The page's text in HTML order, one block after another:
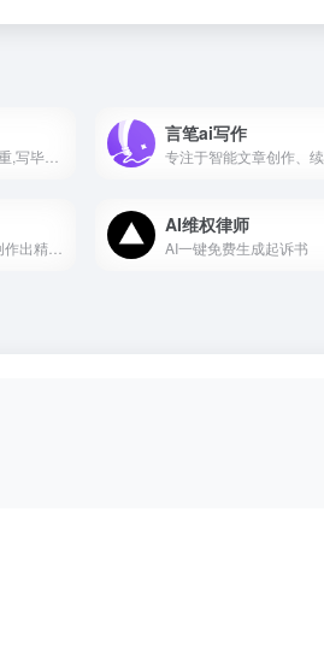
言笔ai写作
AI维权律师
AI一键免费生成起诉书